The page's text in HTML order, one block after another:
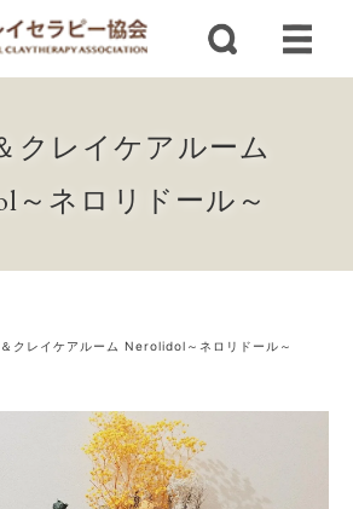
クレイケアルーム
～ネロリドール～
クレイケアルーム Nerolidol～ネロリドール～